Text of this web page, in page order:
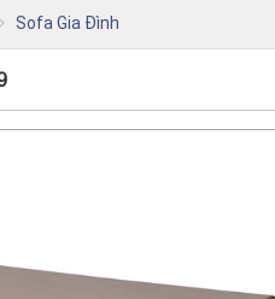
Sofa Gia Đình